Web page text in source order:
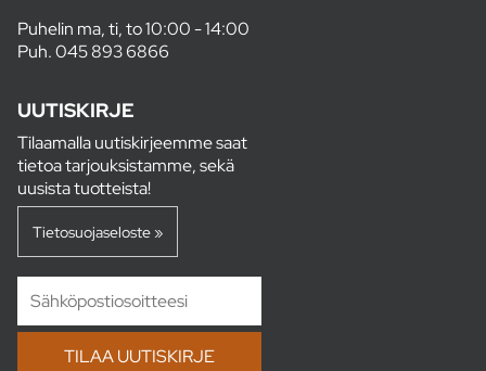
Puhelin ma, ti, to 10:00 - 14:00
Puh.045 893 6866
UUTISKIRJE
Tilaamalla uutiskirjeemme saat
tietoa tarjouksistamme, sekä
uusista tuotteista!
Tietosuojaseloste »